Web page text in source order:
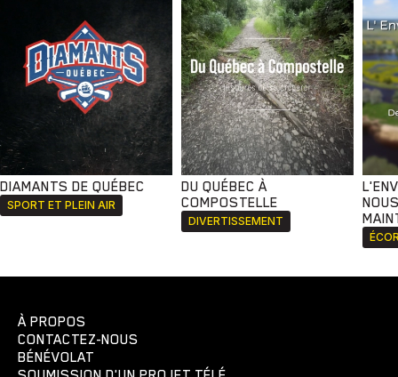
DIAMANTS DE QUÉBEC
SPORT ET PLEIN AIR
DU QUÉBEC À
COMPOSTELLE
DIVERTISSEMENT
À PROPOS
CONTACTEZ-NOUS
BÉNÉVOLAT